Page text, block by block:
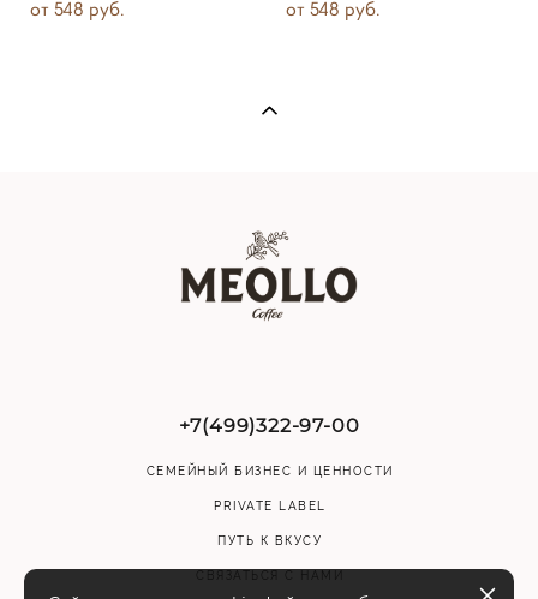
от 548 pуб.
от 548 pуб.
+7(499)322-97-00
СЕМЕЙНЫЙ БИЗНЕС И ЦЕННОСТИ
PRIVATE LABEL
ПУТЬ К ВКУСУ
СВЯЗАТЬСЯ С НАМИ